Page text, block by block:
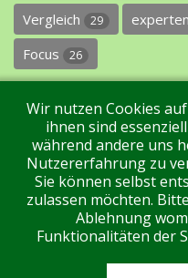
Vergleich 29
Focus 26
Impressum Datenschutz
Tags Unterstützen Sie
Wir nutzen Cookies
ihnen sind
während andere uns
Nutzererfahrung zu
Sie können selbst
zulassen möchten.
Ablehnung
Funktionalitäten der